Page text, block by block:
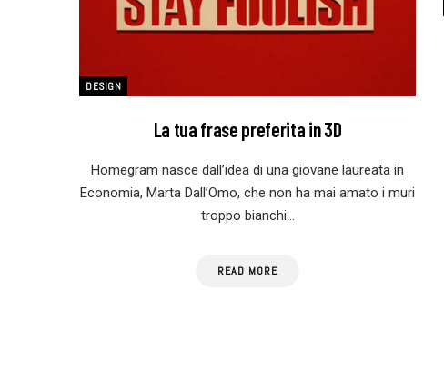
DESIGN
La tua frase preferita in 3D
Homegram nasce dall’idea di una giovane laureata in
Economia, Marta Dall’Omo, che non ha mai amato i muri
troppo bianchi…
READ MORE